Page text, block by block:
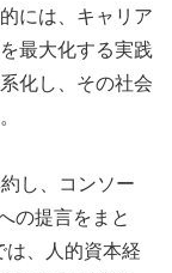
には、キャリア
最大化する実践
化し、その社会
し、コンソー
の提言をまと
は、人的資本経